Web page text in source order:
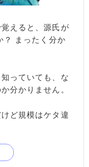
えると、源氏が
？ まったく分か
っていても、な
分かりません。
ど規模はケタ違